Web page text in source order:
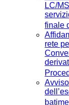
LC/
finale
rete